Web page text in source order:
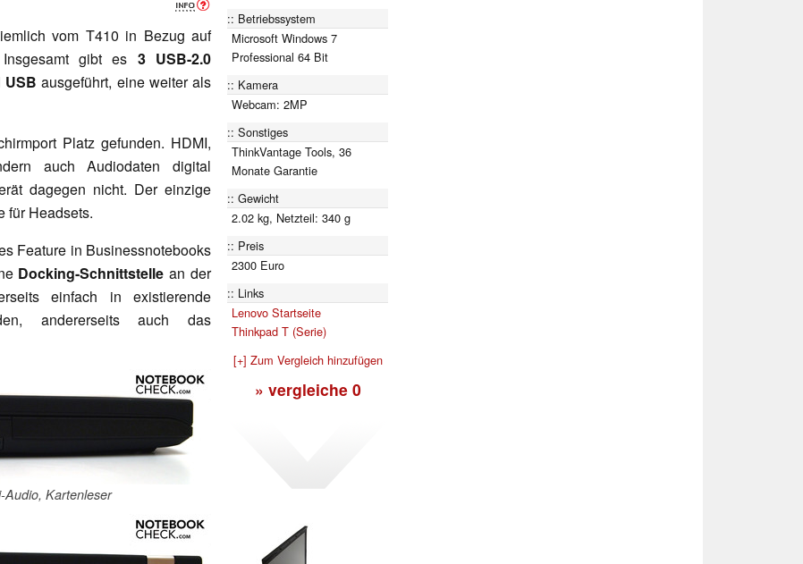
vom T410 in Bezug auf
gibt es 3 USB-2.0
USB ausgeführt, eine weiter als
Platz gefunden. HDMI,
auch Audiodaten digital
dagegen nicht. Der einzige
für Headsets.
Feature in Businessnotebooks
Docking-Schnittstelle an der
einfach in existierende
andererseits auch das
Audio, Kartenleser
Betriebssystem
Microsoft Windows 7
Professional 64 Bit
Kamera
Webcam: 2MP
Sonstiges
ThinkVantage Tools, 36
Monate Garantie
Gewicht
2.02 kg, Netzteil: 340 g
Preis
2300 Euro
Links
Lenovo Startseite
Thinkpad T (Serie)
[+] Zum Vergleich hinzufügen
» vergleiche 0